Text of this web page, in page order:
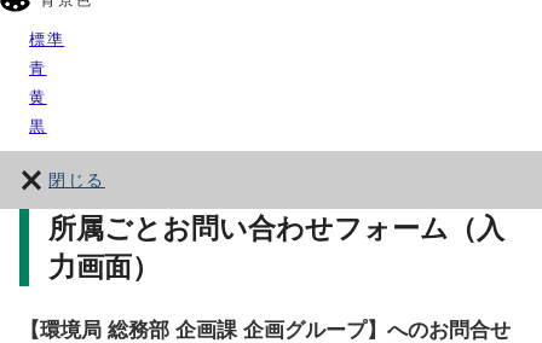
標準
青
黄
黒
閉じる
所属ごとお問い合わせフォーム（入
力画面）
【環境局 総務部 企画課 企画グループ】へのお問合せ